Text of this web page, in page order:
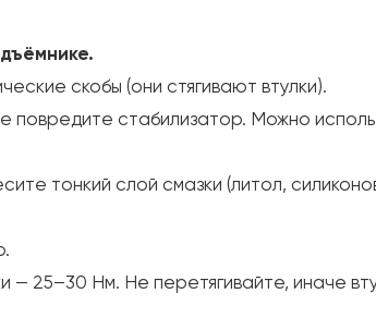
скобы (они стягивают втулки).
повредите стабилизатор. Можно
тонкий слой смазки (литол,
— 25–30 Нм. Не перетягивайте, иначе